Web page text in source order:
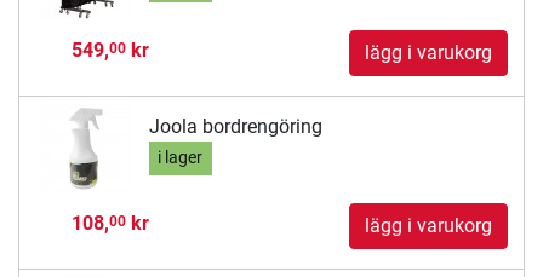
549,00kr lägg i varukorg
Joola bordrengöring
i lager
108,00kr lägg i varukorg